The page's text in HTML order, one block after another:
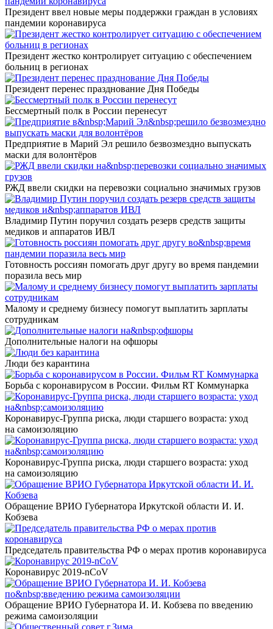
Президент ввел новые меры поддержки граждан в условиях
пандемии коронавируса
Президент жестко контролирует ситуацию с обеспечением
больниц в регионах
Президент перенес празднование Дня Победы
Бессмертный полк в России перенесут
Предприятие в Марий Эл решило безвозмездно выпускать
маски для волонтёров
РЖД ввели скидки на перевозки социально значимых грузов
Владимир Путин поручил создать резерв средств защиты
медиков и аппаратов ИВЛ
Готовность россиян помогать друг другу во время пандемии
поразила весь мир
Малому и среднему бизнесу помогут выплатить зарплаты
сотрудникам
Дополнительные налоги на офшоры
Люди без карантина
Борьба с коронавирусом в России. Фильм RT Коммунарка
Коронавирус-Группа риска, люди старшего возраста: уход
на самоизоляцию
Коронавирус-Группа риска, люди старшего возраста: уход
на самоизоляцию
Обращение ВРИО Губернатора Иркутской области И. И.
Кобзева
Председатель правитель​ства РФ о мерах против коронавируса
​Коронавирус 2019-nCoV
Обращение ВРИО Губернатора И. И. Кобзева по введению
режима самоизоляции